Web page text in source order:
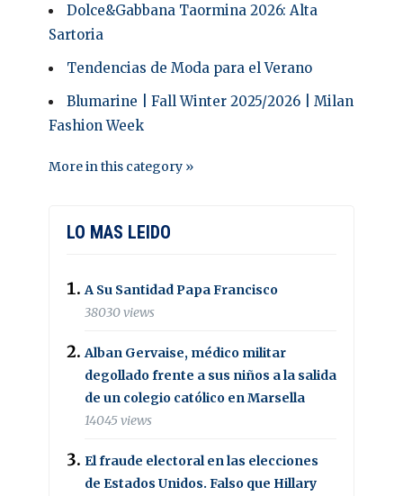
Dolce&Gabbana Taormina 2026: Alta
Sartoria
Tendencias de Moda para el Verano
Blumarine | Fall Winter 2025/2026 | Milan
Fashion Week
More in this category »
LO MAS LEIDO
A Su Santidad Papa Francisco
38030 views
Alban Gervaise, médico militar
degollado frente a sus niños a la salida
de un colegio católico en Marsella
14045 views
El fraude electoral en las elecciones
de Estados Unidos. Falso que Hillary